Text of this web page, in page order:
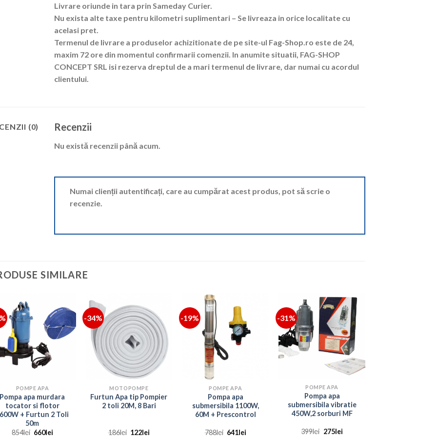
Livrare oriunde in tara prin Sameday Curier.
Nu exista alte taxe pentru kilometri suplimentari – Se livreaza in orice localitate cu
acelasi pret.
Termenul de livrare a produselor achizitionate de pe site-ul Fag-Shop.ro este de 24,
maxim 72 ore din momentul confirmarii comenzii. In anumite situatii, FAG-SHOP
CONCEPT SRL isi rezerva dreptul de a mari termenul de livrare, dar numai cu acordul
clientului.
(0) Recenzii
Nu există recenzii până acum.
Numai clienții autentificați, care au cumpărat acest produs, pot să scrie o
recenzie.
SIMILARE
POMPE APA
Pompa apa murdara
tocator si flotor
+ Furtun 2 Toli
50m
854lei Prețul
660lei
-34%
MOTOPOMPE
Furtun Apa tip Pompier
2 toli 20M, 8 Bari
186lei Prețul
122leiPrețul
-19%
POMPE APA
Pompa apa
submersibila 1100W,
60M + Prescontrol
788lei Prețul
641leiPrețul
-31%
POMPE APA
Pompa apa
submersibila vibratie
450W,2 sorburi MF
399lei Prețul
275leiPrețul